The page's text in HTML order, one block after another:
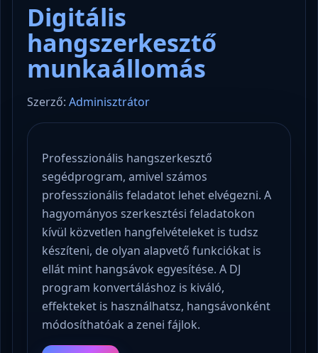
Digitális
hangszerkesztő
munkaállomás
Szerző: Adminisztrátor
Professzionális hangszerkesztő
segédprogram, amivel számos
professzionális feladatot lehet elvégezni. A
hagyományos szerkesztési feladatokon
kívül közvetlen hangfelvételeket is tudsz
készíteni, de olyan alapvető funkciókat is
ellát mint hangsávok egyesítése. A DJ
program konvertáláshoz is kiváló,
effekteket is használhatsz, hangsávonként
módosíthatóak a zenei fájlok.